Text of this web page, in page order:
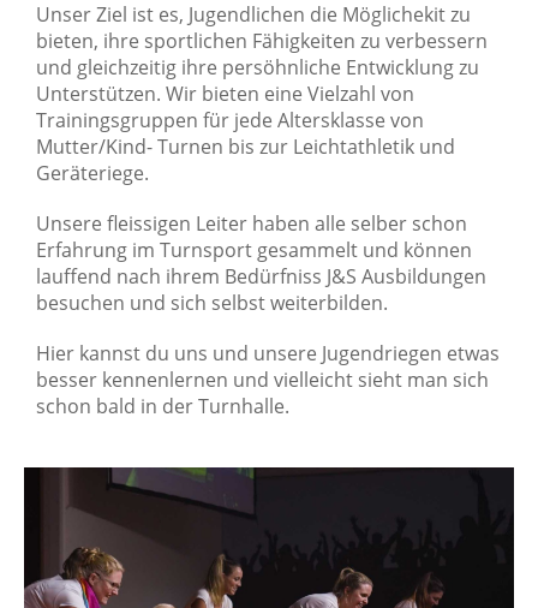
Unser Ziel ist es, Jugendlichen die Möglichekit zu
bieten, ihre sportlichen Fähigkeiten zu verbessern
und gleichzeitig ihre persöhnliche Entwicklung zu
Unterstützen. Wir bieten eine Vielzahl von
Trainingsgruppen für jede Altersklasse von
Mutter/Kind- Turnen bis zur Leichtathletik und
Geräteriege.
Unsere fleissigen Leiter haben alle selber schon
Erfahrung im Turnsport gesammelt und können
lauffend nach ihrem Bedürfniss J&S Ausbildungen
besuchen und sich selbst weiterbilden.
Hier kannst du uns und unsere Jugendriegen etwas
besser kennenlernen und vielleicht sieht man sich
schon bald in der Turnhalle.